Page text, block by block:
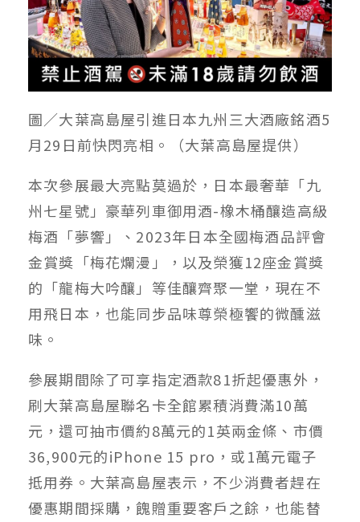
圖／大葉高島屋引進日本九州三大酒廠銘酒5
月29日前快閃亮相。（大葉高島屋提供）
本次參展最大亮點莫過於，日本最奢華「九
州七星號」豪華列車御用酒-橡木桶釀造高級
梅酒「夢響」、2023年日本全國梅酒品評會
金賞獎「梅花爛漫」，以及榮獲12座金賞獎
的「龍梅大吟釀」等佳釀齊聚一堂，現在不
用飛日本，也能同步品味尊榮極饗的微醺滋
味。
參展期間除了可享指定酒款81折起優惠外，
刷大葉高島屋聯名卡全館累積消費滿10萬
元，還可抽市價約8萬元的1英兩金條、市價
36,900元的iPhone 15 pro，或1萬元電子
抵用券。大葉高島屋表示，不少消費者趕在
優惠期間採購，餽贈重要客戶之餘，也能替